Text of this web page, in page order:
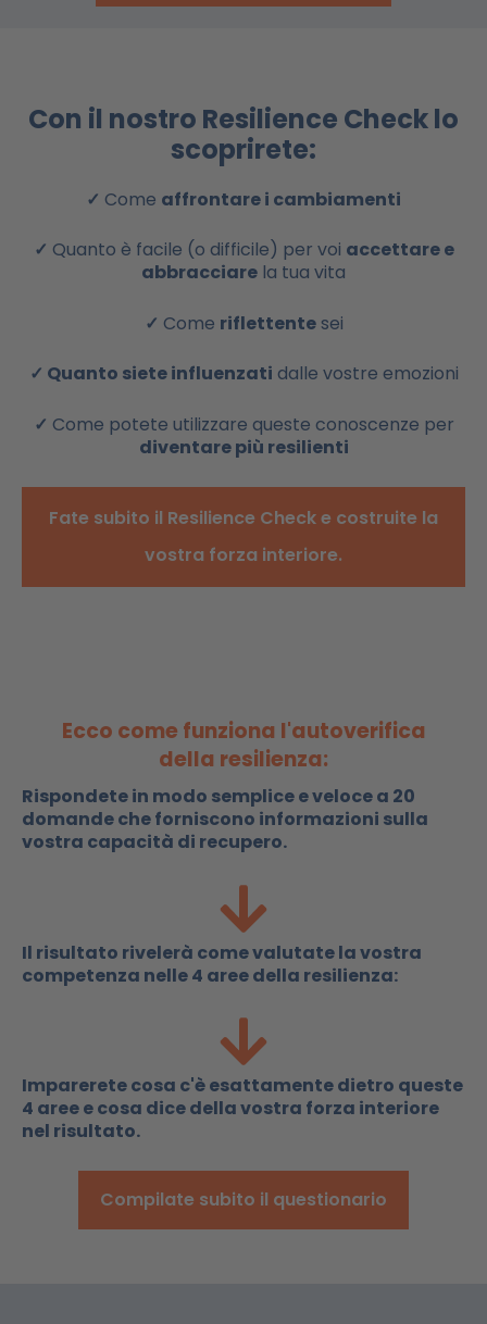
Con il nostro Resilience Check lo
scoprirete:
✓ Come affrontare i cambiamenti
✓ Quanto è facile (o difficile) per voi accettare e
abbracciare la tua vita
✓ Come riflettentesei
✓ Quanto siete influenzati dalle vostre emozioni
✓ Come potete utilizzare queste conoscenze per
diventare più resilienti
Fate subito il Resilience Check e costruite la
vostra forza interiore.
Ecco come funziona l'autoverifica
della resilienza:
Rispondete in modo semplice e veloce a 20
domande che forniscono informazioni sulla
vostra capacità di recupero.
Il risultato rivelerà come valutate la vostra
competenza nelle 4 aree della resilienza:
Imparerete cosa c'è esattamente dietro queste
4 aree e cosa dice della vostra forza interiore
nel risultato.
Compilate subito il questionario